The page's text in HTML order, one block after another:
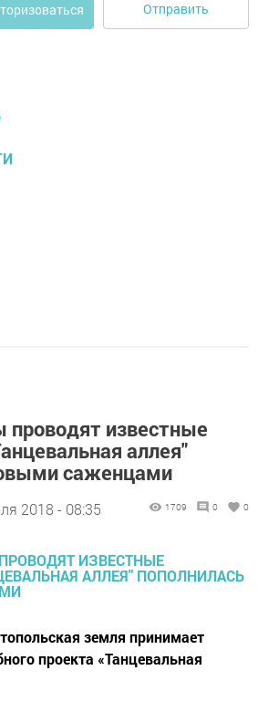
Отправить
проводят известные
аллея"
саженцами
2018 - 08:35 1709 0 0
земля принимает
проекта «Танцевальная